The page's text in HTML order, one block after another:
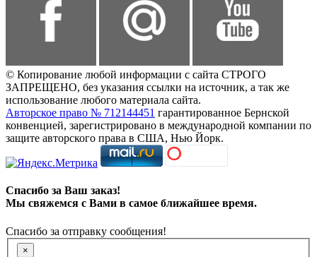
© Копирование любой информации с сайта СТРОГО
ЗАПРЕЩЕНО, без указания ссылки на источник, а так же
использование любого материала сайта.
Авторское право № 712144451 гарантированное Бернской
конвенцией, зарегистрировано в международной компании по
защите авторского права в США, Нью Йорк.
Спасибо за Ваш заказ!
Мы свяжемся с Вами в самое ближайшее время.
Спасибо за отправку сообщения!
×